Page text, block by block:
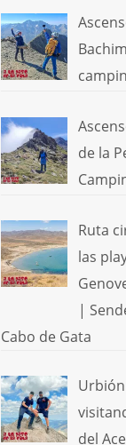
de la
Ruta
las
|
Cabo de Gata
del